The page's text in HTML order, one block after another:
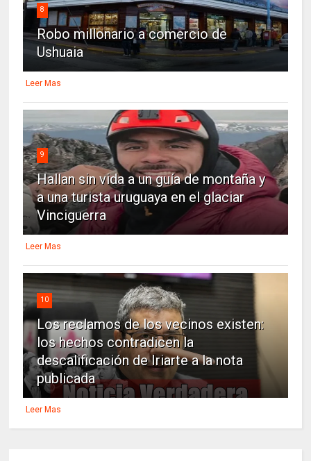
8
Robo millonario a comercio de
Ushuaia
Leer Mas
9
Hallan sin vida a un guía de montaña y
a una turista uruguaya en el glaciar
Vinciguerra
Leer Mas
10
Los reclamos de los vecinos existen:
los hechos contradicen la
descalificación de Iriarte a la nota
publicada
Leer Mas